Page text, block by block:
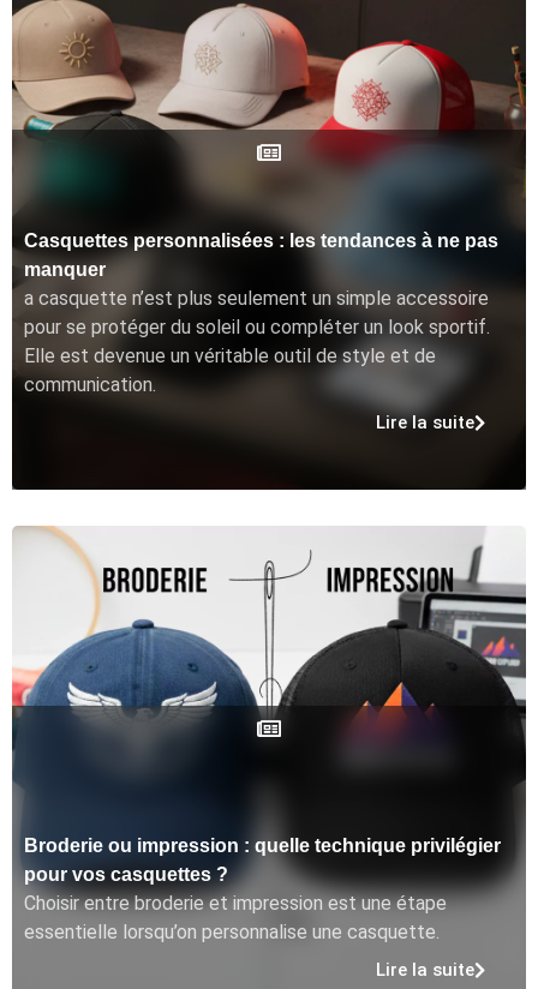
Casquettes personnalisées : les tendances à ne pas
manquer
a casquette n’est plus seulement un simple accessoire
pour se protéger du soleil ou compléter un look sportif.
Elle est devenue un véritable outil de style et de
communication.
Lire la suite
Broderie ou impression : quelle technique privilégier
pour vos casquettes ?
Choisir entre broderie et impression est une étape
essentielle lorsqu’on personnalise une casquette.
Lire la suite